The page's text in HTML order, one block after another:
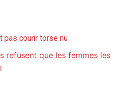
pas courir torse nu
refusent que les femmes les